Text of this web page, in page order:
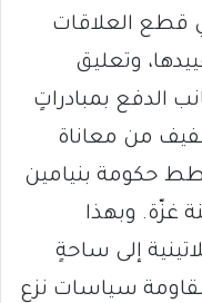
قطع العلاقات
وتعليق
الدفع بمبادراتٍ
من معاناة
حكومة بنيامين
غزّة. وبهذا
إلى ساحةٍ
سياسات نزع